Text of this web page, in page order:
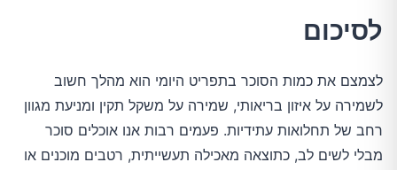
לסיכום
לצמצם את כמות הסוכר בתפריט היומי הוא מהלך חשוב
לשמירה על איזון בריאותי, שמירה על משקל תקין ומניעת מגוון
רחב של תחלואות עתידיות. פעמים רבות אנו אוכלים סוכר
מבלי לשים לב, כתוצאה מאכילה תעשייתית, רטבים מוכנים או